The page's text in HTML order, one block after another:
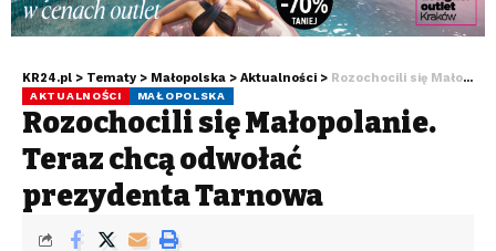
KR24.pl > Tematy > Małopolska > Aktualności > Rozochocili się Małopolanie. Teraz chcą odwołać prezydenta Tarnowa
AKTUALNOŚCI MAŁOPOLSKA
Rozochocili się Małopolanie.
Teraz chcą odwołać
prezydenta Tarnowa